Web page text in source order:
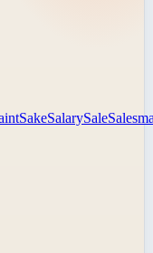
SakeSalarySale